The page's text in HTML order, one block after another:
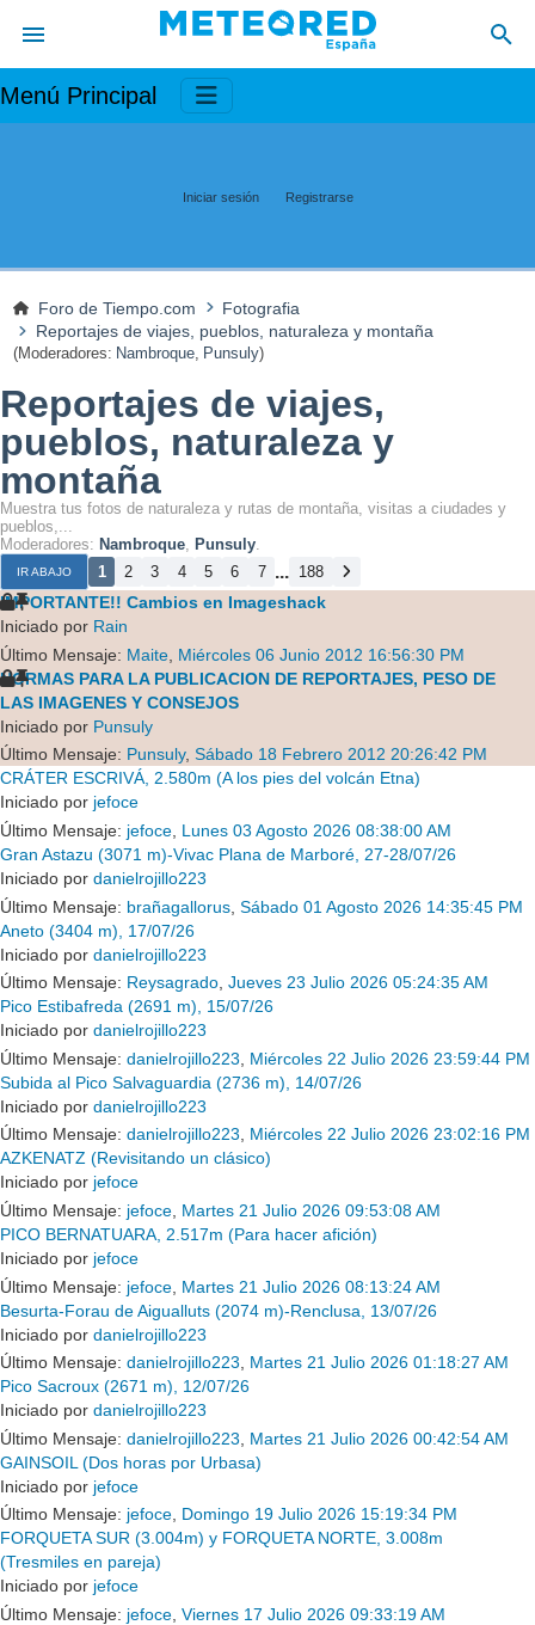
Menú Principal
Iniciar sesión Registrarse
Foro de Tiempo.com
Fotografia
Reportajes de viajes, pueblos, naturaleza y montaña
(Moderadores: Nambroque, Punsuly)
Reportajes de viajes,
pueblos, naturaleza y
montaña
Muestra tus fotos de naturaleza y rutas de montaña, visitas a ciudades y
pueblos,...
Moderadores: Nambroque, Punsuly.
IR ABAJO 1 2 3 4 5 6 7 ... 188
IMPORTANTE!! Cambios en Imageshack
Iniciado por Rain
Último Mensaje: Maite Miércoles 06 Junio 2012 16:56:30 PM
NORMAS PARA LA PUBLICACION DE REPORTAJES, PESO DE
LAS IMAGENES Y CONSEJOS
Iniciado por Punsuly
Último Mensaje: Punsuly, Sábado 18 Febrero 2012 20:26:42 PM
CRÁTER ESCRIVÁ, 2.580m (A los pies del volcán Etna)
Iniciado por jefoce
Último Mensaje: jefoce Lunes 03 Agosto 2026 08:38:00 AM
Gran Astazu (3071 m)-Vivac Plana de Marboré, 27-28/07/26
Iniciado por danielrojillo223
Último Mensaje: brañagallorus Sábado 01 Agosto 2026 14:35:45 PM
Aneto (3404 m), 17/07/26
Iniciado por danielrojillo223
Último Mensaje: Reysagrado, Jueves 23 Julio 2026 05:24:35 AM
Pico Estibafreda (2691 m), 15/07/26
Iniciado por danielrojillo223
Último Mensaje: danielrojillo223
Miércoles 22 Julio 2026 23:59:44 PM
Subida al Pico Salvaguardia (2736 m), 14/07/26
Iniciado por danielrojillo223
Último Mensaje: danielrojillo223, Miércoles 22 Julio 2026 23:02:16 PM
AZKENATZ (Revisitando un clásico)
Iniciado por jefoce
Último Mensaje: jefoce Martes 21 Julio 2026 09:53:08 AM
PICO BERNATUARA, 2.517m (Para hacer afición)
Iniciado por jefoce
Último Mensaje: jefoce Martes 21 Julio 2026 08:13:24 AM
Besurta-Forau de Aigualluts (2074 m)-Renclusa, 13/07/26
Iniciado por danielrojillo223
Último Mensaje: danielrojillo223, Martes 21 Julio 2026 01:18:27 AM
Pico Sacroux (2671 m), 12/07/26
Iniciado por danielrojillo223
Último Mensaje: danielrojillo223
Martes 21 Julio 2026 00:42:54 AM
GAINSOIL (Dos horas por Urbasa)
Iniciado por jefoce
Último Mensaje: jefoce, Domingo 19 Julio 2026 15:19:34 PM
FORQUETA SUR (3.004m) y FORQUETA NORTE, 3.008m
(Tresmiles en pareja)
Iniciado por jefoce
Último Mensaje: jefoce Viernes 17 Julio 2026 09:33:19 AM